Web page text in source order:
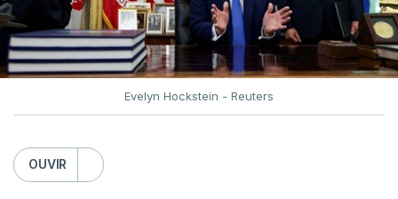
Mais de quatro anos após o início da ofensiva
russa em larga escala contra a Ucrânia, a
diplomacia está estagnada e ambos os países
TÓPICOS
Crimeia Krasnodar Volgogrado
Evelyn Hockstein - Reuters
OUVIR